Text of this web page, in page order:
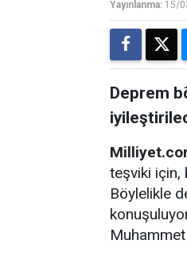
Yayınlanma: 15/
Deprem
teşviki için,
Böylelikle